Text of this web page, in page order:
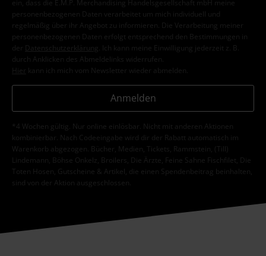
ein, dass die E.M.P. Merchandising Handelsgesellschaft mbH meine
personenbezogenen Daten verarbeitet um mich individuell und
regelmäßig über ihr Angebot zu informieren. Die Verarbeitung meiner
personenbezogenen Daten erfolgt entsprechend den Bestimmungen in
der
Datenschutzerklärung
. Ich kann meine Einwilligung jederzeit z. B.
durch Anklicken des Abmeldelinks widerrufen.
Hier kann ich mich vom Newsletter wieder abmelden.
Anmelden
*4 Wochen gültig. Nur online einlösbar. Nicht mit anderen Aktionen
kombinierbar. Nach Codeeingabe wird dir der Rabatt automatisch im
Warenkorb abgezogen. Bücher, Medien, Tickets, Rammstein, (Till)
Lindemann, Böhse Onkelz, Broilers, Die Ärzte, Feine Sahne Fischfilet, Die
Toten Hosen, Gutscheine & Artikel, die einen Spendenbeitrag beinhalten,
sind von der Aktion ausgeschlossen.